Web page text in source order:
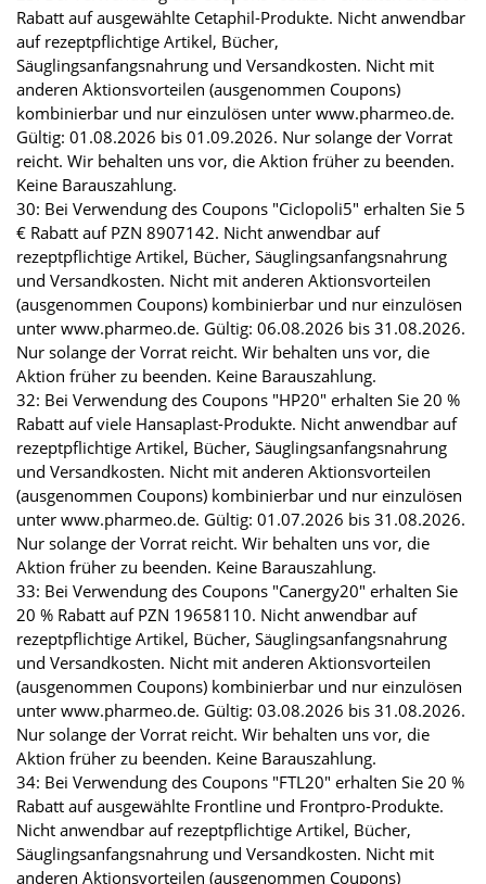
Rabatt auf ausgewählte Cetaphil-Produkte. Nicht anwendbar
auf rezeptpflichtige Artikel, Bücher,
Säuglingsanfangsnahrung und Versandkosten. Nicht mit
anderen Aktionsvorteilen (ausgenommen Coupons)
kombinierbar und nur einzulösen unter www.pharmeo.de.
Gültig: 01.08.2026 bis 01.09.2026. Nur solange der Vorrat
reicht. Wir behalten uns vor, die Aktion früher zu beenden.
Keine Barauszahlung.
30: Bei Verwendung des Coupons "Ciclopoli5" erhalten Sie 5
€ Rabatt auf PZN 8907142. Nicht anwendbar auf
rezeptpflichtige Artikel, Bücher, Säuglingsanfangsnahrung
und Versandkosten. Nicht mit anderen Aktionsvorteilen
(ausgenommen Coupons) kombinierbar und nur einzulösen
unter www.pharmeo.de. Gültig: 06.08.2026 bis 31.08.2026.
Nur solange der Vorrat reicht. Wir behalten uns vor, die
Aktion früher zu beenden. Keine Barauszahlung.
32: Bei Verwendung des Coupons "HP20" erhalten Sie 20 %
Rabatt auf viele Hansaplast-Produkte. Nicht anwendbar auf
rezeptpflichtige Artikel, Bücher, Säuglingsanfangsnahrung
und Versandkosten. Nicht mit anderen Aktionsvorteilen
(ausgenommen Coupons) kombinierbar und nur einzulösen
unter www.pharmeo.de. Gültig: 01.07.2026 bis 31.08.2026.
Nur solange der Vorrat reicht. Wir behalten uns vor, die
Aktion früher zu beenden. Keine Barauszahlung.
33: Bei Verwendung des Coupons "Canergy20" erhalten Sie
20 % Rabatt auf PZN 19658110. Nicht anwendbar auf
rezeptpflichtige Artikel, Bücher, Säuglingsanfangsnahrung
und Versandkosten. Nicht mit anderen Aktionsvorteilen
(ausgenommen Coupons) kombinierbar und nur einzulösen
unter www.pharmeo.de. Gültig: 03.08.2026 bis 31.08.2026.
Nur solange der Vorrat reicht. Wir behalten uns vor, die
Aktion früher zu beenden. Keine Barauszahlung.
34: Bei Verwendung des Coupons "FTL20" erhalten Sie 20 %
Rabatt auf ausgewählte Frontline und Frontpro-Produkte.
Nicht anwendbar auf rezeptpflichtige Artikel, Bücher,
Säuglingsanfangsnahrung und Versandkosten. Nicht mit
anderen Aktionsvorteilen (ausgenommen Coupons)